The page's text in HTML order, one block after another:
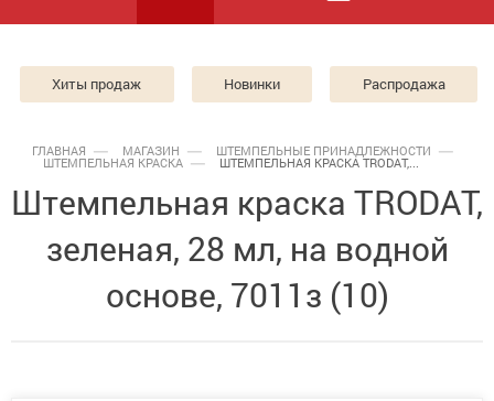
Хиты продаж Новинки Распродажа
ГЛАВНАЯ МАГАЗИН ШТЕМПЕЛЬНЫЕ ПРИНАДЛЕЖНОСТИ
ШТЕМПЕЛЬНАЯ КРАСКА ШТЕМПЕЛЬНАЯ КРАСКА TRODAT,...
Штемпельная краска TRODAT,
зеленая, 28 мл, на водной
основе, 7011з (10)